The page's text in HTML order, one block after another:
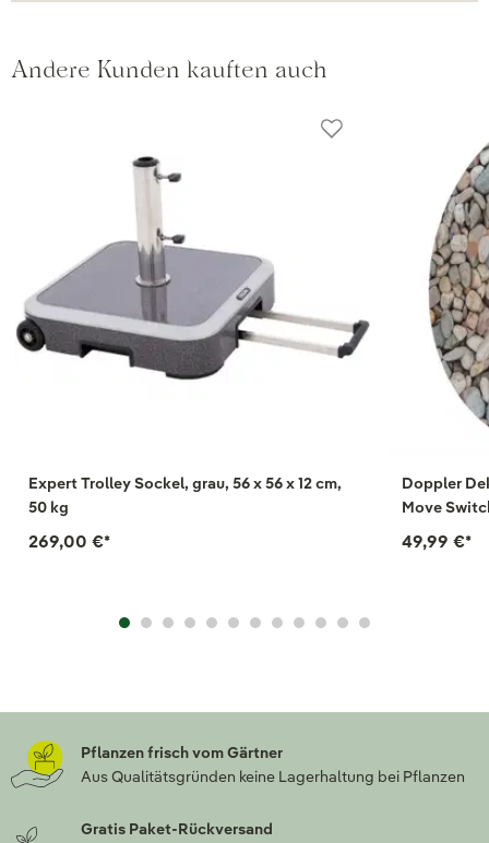
Andere Kunden kauften auch
Expert Trolley Sockel, grau, 56 x 56 x 12 cm,
50 kg
269,00 €*
Doppler
Move
49,99 €*
Pflanzen frisch vom Gärtner
Aus Qualitätsgründen keine Lagerhaltung bei Pflanzen
Gratis Paket-Rückversand